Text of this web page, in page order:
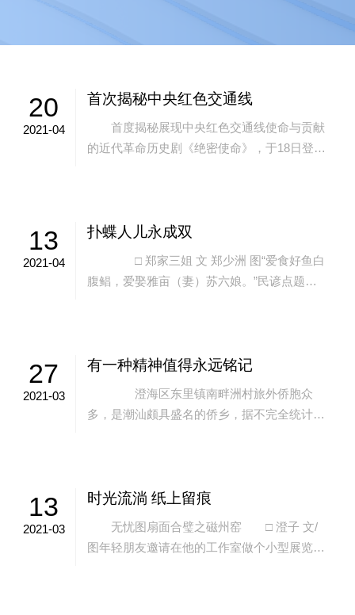
20
2021-04
首次揭秘中央红色交通线
首度揭秘展现中央红色交通线使命与贡献
的近代革命历史剧《绝密使命》，于18日登陆
13
2021-04
扑蝶人儿永成双
□ 郑家三姐 文 郑少洲 图“爱食好鱼白
腹鲳，爱娶雅亩（妻）苏六娘。”民谚点题，
27
2021-03
有一种精神值得永远铭记
澄海区东里镇南畔洲村旅外侨胞众
多，是潮汕颇具盛名的侨乡，据不完全统计，
13
2021-03
时光流淌 纸上留痕
无忧图扇面合璧之磁州窑 □ 澄子 文/
图年轻朋友邀请在他的工作室做个小型展览，